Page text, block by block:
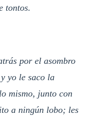
tontos.
por el asombro
yo le saco la
mismo, junto con
a ningún lobo; les